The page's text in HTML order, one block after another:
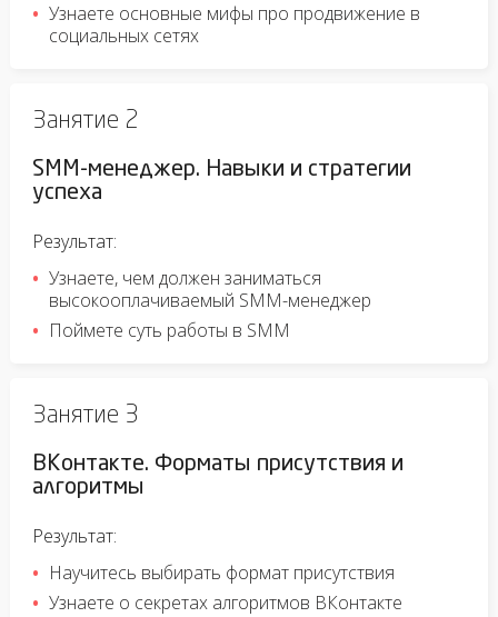
Узнаете основные мифы про продвижение в
социальных сетях
Занятие 2
SMM-менеджер. Навыки и стратегии
успеха
Результат:
Узнаете, чем должен заниматься
высокооплачиваемый SMM-менеджер
Поймете суть работы в SMM
Занятие 3
ВКонтакте. Форматы присутствия и
алгоритмы
Результат:
Научитесь выбирать формат присутствия
Узнаете о секретах алгоритмов ВКонтакте